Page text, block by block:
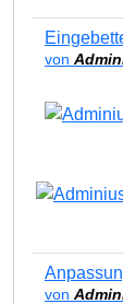
von
von